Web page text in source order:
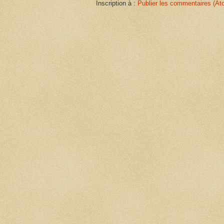
Inscription à : Publier les commentaires